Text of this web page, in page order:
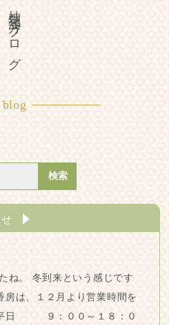
柚花漢方ブログ
blog
ね。 冬到来という感じです
は、１２月より営業時間を
日 ９：００～１８：０